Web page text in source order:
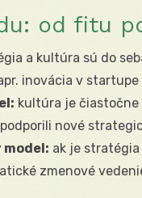
od fitu
a kultúra sú do
inovácia v
kultúra je čiastočne
nové
ak je
zmenové